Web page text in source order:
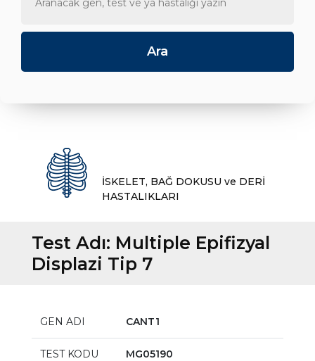
İSKELET, BAĞ DOKUSU ve DERİ
HASTALIKLARI
Test Adı: Multiple Epifizyal
Displazi Tip 7
GEN ADI CANT1
TEST KODU MG05190